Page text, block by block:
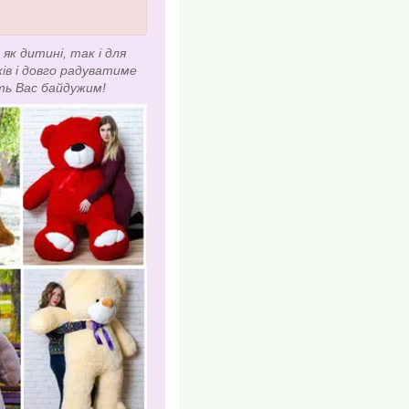
дитині, так і для
і довго радуватиме
Вас байдужим!